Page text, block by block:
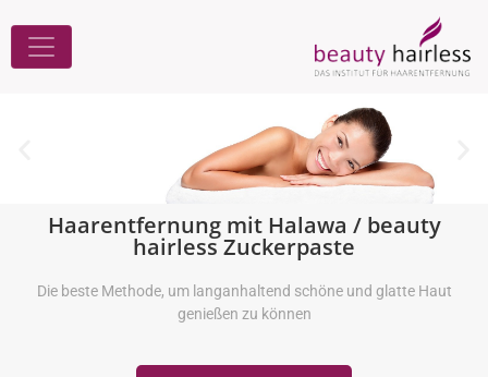
Haarentfernung mit Halawa / beauty
hairless Zuckerpaste
Die beste Methode, um langanhaltend schöne und glatte Haut
genießen zu können